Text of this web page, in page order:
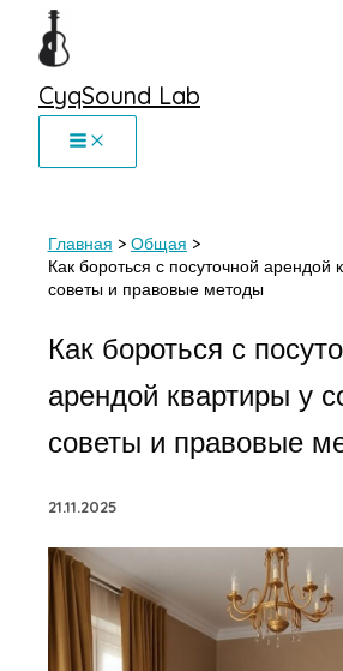
Перейти
CyqSound Lab
Главная
Общая
Как бороться с посуточной арендой
советы и правовые методы
Как бороться с
арендой квартиры у
советы и правовые
21.11.2025